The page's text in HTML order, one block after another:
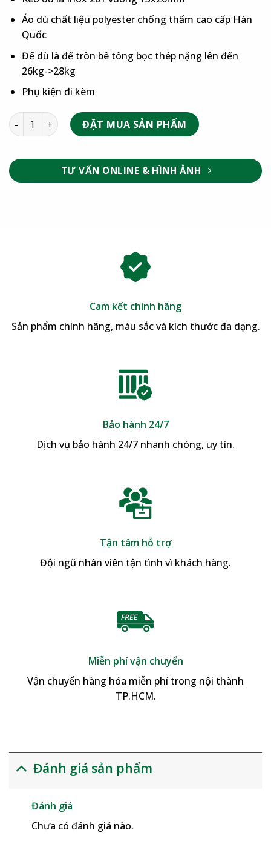
Áo dù chất liệu polyester chống thấm cao cấp Hàn
Quốc
Đế dù là đế tròn bê tông bọc thép nặng lên đến
26kg->28kg
Phụ kiện đi kèm
ĐẶT MUA SẢN PHẨM
TƯ VẤN ONLINE & HÌNH ẢNH
Cam kết chính hãng
Sản phẩm chính hãng, màu sắc và kích thước đa dạng.
Bảo hành 24/7
Dịch vụ bảo hành 24/7 nhanh chóng, uy tín.
Tận tâm hỗ trợ
Đội ngũ nhân viên tận tình vì khách hàng.
Miễn phí vận chuyển
Vận chuyển hàng hóa miễn phí trong nội thành
TP.HCM.
Đánh giá sản phẩm
Đánh giá
Chưa có đánh giá nào.